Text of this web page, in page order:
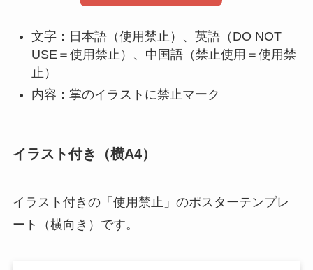
文字：日本語（使用禁止）、英語（DO NOT
USE＝使用禁止）、中国語（禁止使用＝使用禁
止）
内容：掌のイラストに禁止マーク
イラスト付き（横A4）
イラスト付きの「使用禁止」のポスターテンプレ
ート（横向き）です。